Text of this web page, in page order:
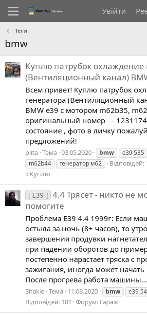
Увійти
Теги
bmw
Куплю патрубок охлаждение
(Вентиляционный канал)
Всем привет! Куплю патрубок
генератора (Вентиляционный
BMW e39 с мотором m62b35,
оригинальный номер ---
состояние , фото в личку
предложений!
plita Тема 03.05.2020 bmw e39 535
m62b44
генератор м62 Відповідей:
:: Куплю
[ E39 ] 4.4 Трясет - никто не
помогите
Проблема E39 4.4 1999г: Если
остыла за ночь (8+ часов), то
завершения продувки
при падении оборотов до
постепенно нарастает тряска с
зажигания, иногда может начать
После прогрева работа машины...
Shakle Тема 11.03.2020 bmw e39
Відповідей: 181 Форум: Гараж